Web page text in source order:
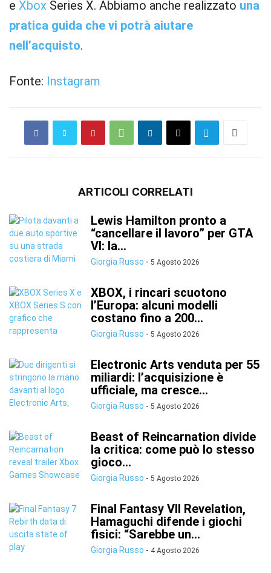
e Xbox Series X. Abbiamo anche realizzato una
pratica guida che vi potrà aiutare
nell’acquisto.
Fonte: Instagram
ARTICOLI CORRELATI
Lewis Hamilton pronto a
“cancellare il lavoro” per GTA
VI: la...
Giorgia Russo - 5 Agosto 2026
XBOX, i rincari scuotono
l’Europa: alcuni modelli
costano fino a 200...
Giorgia Russo - 5 Agosto 2026
Electronic Arts venduta per 55
miliardi: l’acquisizione è
ufficiale, ma cresce...
Giorgia Russo - 5 Agosto 2026
Beast of Reincarnation divide
la critica: come può lo stesso
gioco...
Giorgia Russo - 5 Agosto 2026
Final Fantasy VII Revelation,
Hamaguchi difende i giochi
fisici: “Sarebbe un...
Giorgia Russo - 4 Agosto 2026